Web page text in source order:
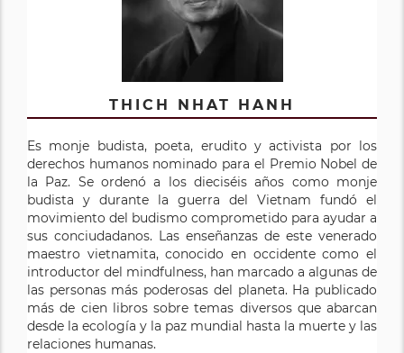
THICH NHAT HANH
Es monje budista, poeta, erudito y activista por los
derechos humanos nominado para el Premio Nobel de
la Paz. Se ordenó a los dieciséis años como monje
budista y durante la guerra del Vietnam fundó el
movimiento del budismo comprometido para ayudar a
sus conciudadanos. Las enseñanzas de este venerado
maestro vietnamita, conocido en occidente como el
introductor del mindfulness, han marcado a algunas de
las personas más poderosas del planeta. Ha publicado
más de cien libros sobre temas diversos que abarcan
desde la ecología y la paz mundial hasta la muerte y las
relaciones humanas.